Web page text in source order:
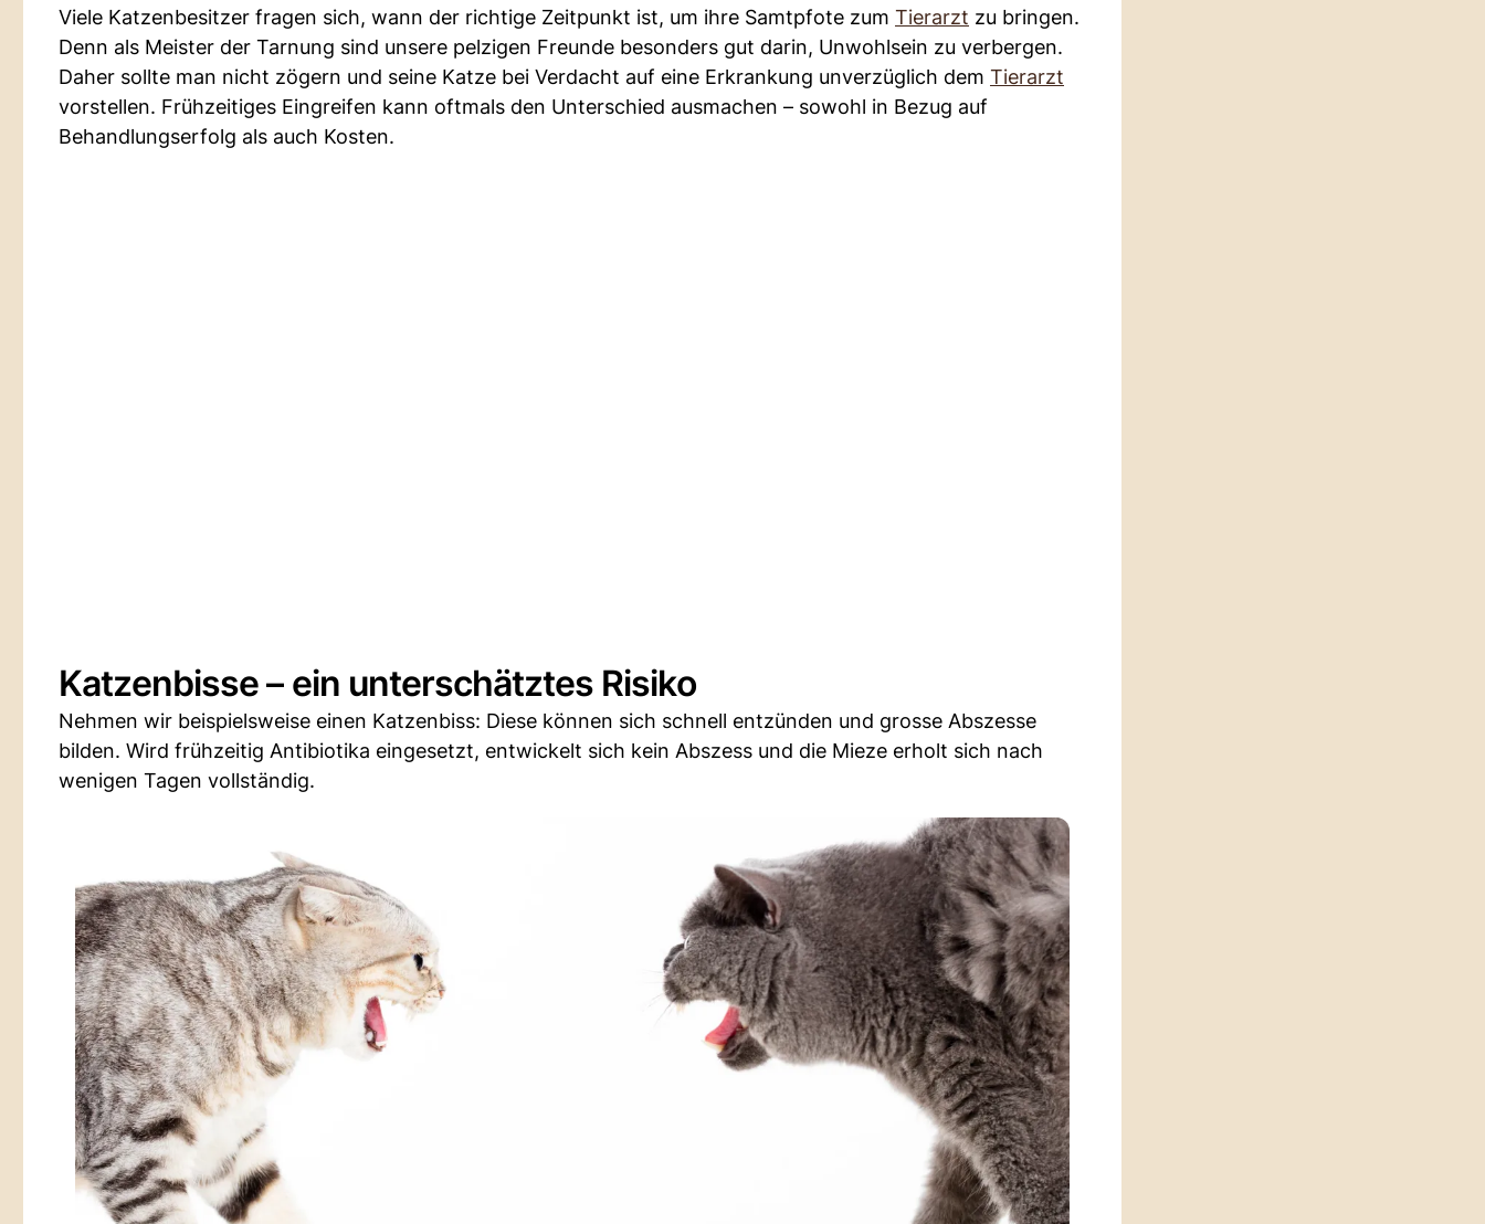
Viele Katzenbesitzer fragen sich, wann der richtige Zeitpunkt ist, um ihre Samtpfote zum Tierarzt zu bringen.
Denn als Meister der Tarnung sind unsere pelzigen Freunde besonders gut darin, Unwohlsein zu verbergen.
Daher sollte man nicht zögern und seine Katze bei Verdacht auf eine Erkrankung unverzüglich dem Tierarzt
vorstellen. Frühzeitiges Eingreifen kann oftmals den Unterschied ausmachen – sowohl in Bezug auf
Behandlungserfolg als auch Kosten.
Katzenbisse – ein unterschätztes Risiko
Nehmen wir beispielsweise einen Katzenbiss: Diese können sich schnell entzünden und grosse Abszesse
bilden. Wird frühzeitig Antibiotika eingesetzt, entwickelt sich kein Abszess und die Mieze erholt sich nach
wenigen Tagen vollständig.